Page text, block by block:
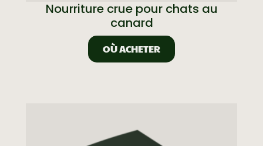
Nourriture crue pour chats au
canard
OÙ ACHETER